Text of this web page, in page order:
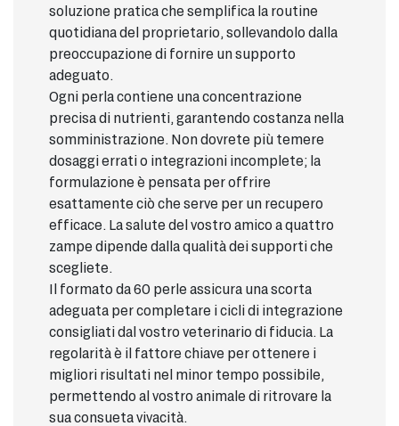
soluzione pratica che semplifica la routine
quotidiana del proprietario, sollevandolo dalla
preoccupazione di fornire un supporto
adeguato.
Ogni perla contiene una concentrazione
precisa di nutrienti, garantendo costanza nella
somministrazione. Non dovrete più temere
dosaggi errati o integrazioni incomplete; la
formulazione è pensata per offrire
esattamente ciò che serve per un recupero
efficace. La salute del vostro amico a quattro
zampe dipende dalla qualità dei supporti che
scegliete.
Il formato da 60 perle assicura una scorta
adeguata per completare i cicli di integrazione
consigliati dal vostro veterinario di fiducia. La
regolarità è il fattore chiave per ottenere i
migliori risultati nel minor tempo possibile,
permettendo al vostro animale di ritrovare la
sua consueta vivacità.